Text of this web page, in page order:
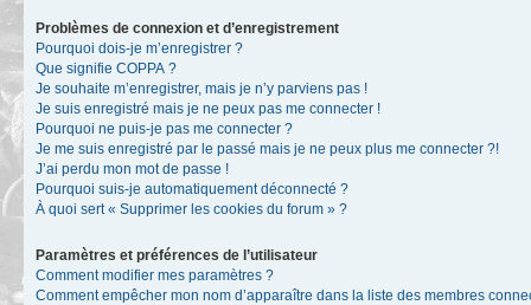
Problèmes de connexion et d’enregistrement
Pourquoi dois-je m’enregistrer ?
Que signifie COPPA ?
Je souhaite m’enregistrer, mais je n’y parviens pas !
Je suis enregistré mais je ne peux pas me connecter !
Pourquoi ne puis-je pas me connecter ?
Je me suis enregistré par le passé mais je ne peux plus me connecter ?!
J’ai perdu mon mot de passe !
Pourquoi suis-je automatiquement déconnecté ?
À quoi sert « Supprimer les cookies du forum » ?
Paramètres et préférences de l’utilisateur
Comment modifier mes paramètres ?
Comment empêcher mon nom d’apparaître dans la liste des membres